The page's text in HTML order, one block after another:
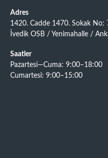
Adres
1420. Cadde 1470. Sokak No:
İvedik OSB / Yenimahalle /
Saatler
Pazartesi—Cuma: 9:00–18:00
Cumartesi: 9:00–15:00